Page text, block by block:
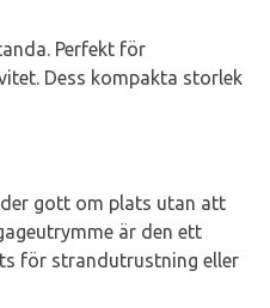
Perfekt för
Dess kompakta storlek
gott om plats utan att
är den ett
för strandutrustning eller